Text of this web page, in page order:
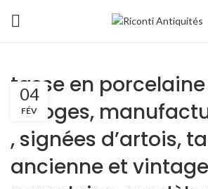
tasse en
limoges,
, signées d’artois,
ancienne et
04
FÉV